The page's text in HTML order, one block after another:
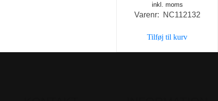
inkl. moms
Varenr: NC112132
Tilføj til kurv